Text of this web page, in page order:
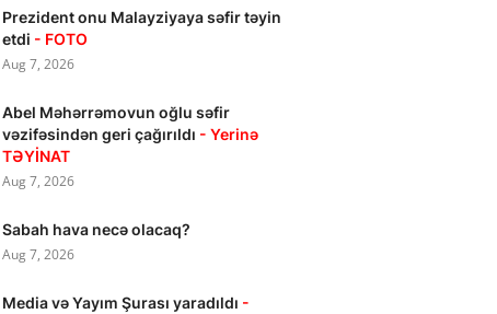
Prezident onu Malayziyaya səfir təyin
etdi - FOTO
Aug 7, 2026
Abel Məhərrəmovun oğlu səfir
vəzifəsindən geri çağırıldı - Yerinə
TƏYİNAT
Aug 7, 2026
Sabah hava necə olacaq?
Aug 7, 2026
Media və Yayım Şurası yaradıldı -